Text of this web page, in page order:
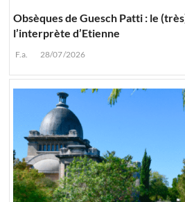
Obsèques de Guesch Patti : le
l’interprète d’Etienne
F.a. 28/07/2026